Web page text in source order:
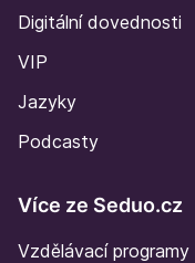
Digitální dovednosti
VIP
Jazyky
Podcasty
Více ze Seduo.cz
Vzdělávací programy